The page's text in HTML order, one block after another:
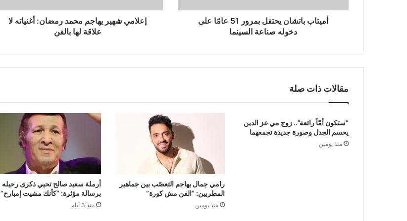
صناعة
أميتاب باتشان يحتفل بمرور 51 عامًا على
دخوله صناعة السينما
لها
إعلامي شهير يهاجم محمد رمضان: أغنياته لا
علاقة لها بالفن
مقالات ذات صلة
“ستكون أمّاً رائعة”.. زوج مي عز الدين
يحسم الجدل وصورة جديدة تجمعهما
منذ يومين
رامي جمال يهاجم التعصّب بين جماهير
المطربين: “الفن مش كورة”
منذ يومين
أرملة سعيد صالح تحيي ذكرى رحيله
برسالة مؤثرة: “كأنك مشيت إمبارح”
منذ 3 أيام